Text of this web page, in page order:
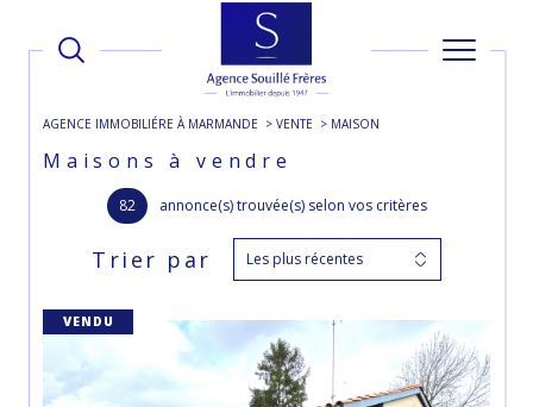
AGENCE IMMOBILIÉRE À MARMANDE VENTE MAISON
Maisons à vendre
82 annonce(s) trouvée(s) selon vos critères
Trier par Les plus récentes
VENDU